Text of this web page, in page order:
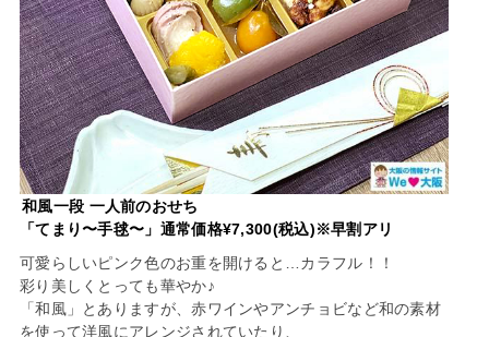
和風一段 一人前のおせち
「てまり〜手毬〜」通常価格¥7,300(税込)※早割アリ
可愛らしいピンク色のお重を開けると…カラフル！！
彩り美しくとっても華やか♪
「和風」とありますが、赤ワインやアンチョビなど和の素材
を使って洋風にアレンジされていたり、